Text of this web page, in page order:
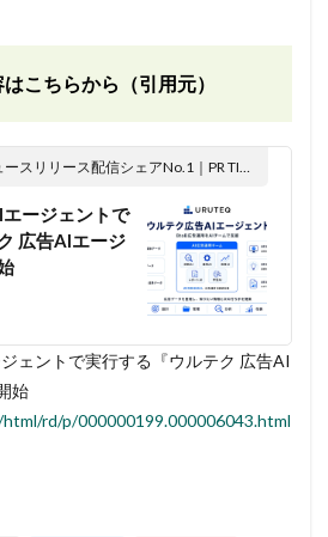
こちらから（引用元）
リリース配信シェアNo.1｜PR TIMES
ージェントで
広告AIエージ
ェントで実行する『ウルテク 広告AI
始
rd/p/000000199.000006043.html